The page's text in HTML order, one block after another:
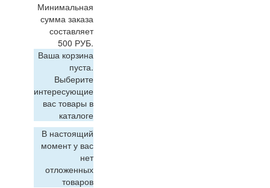
Минимальная
сумма заказа
составляет
500 РУБ.
Ваша корзина
пуста.
Выберите
интересующие
вас товары в
каталоге
В настоящий
момент у вас
нет
отложенных
товаров